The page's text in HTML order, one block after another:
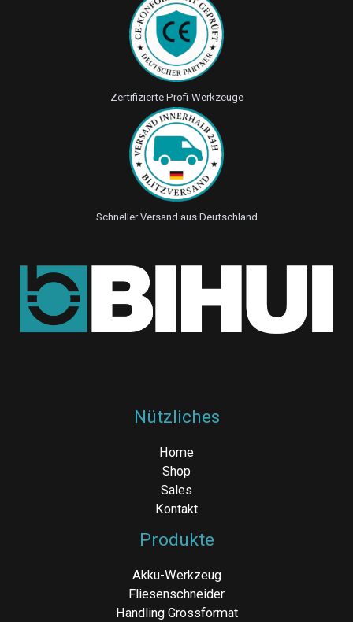
Zertifizierte Profi-Werkzeuge
Schneller Versand aus Deutschland
Nützliches
Home
Shop
Sales
Kontakt
Produkte
Akku-Werkzeug
Fliesenschneider
Handling Grossformat